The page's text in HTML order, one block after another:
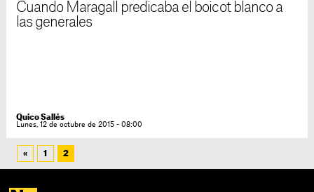
Cuando Maragall predicaba el boicot blanco a
las generales
Quico Sallés
Lunes, 12 de octubre de 2015 - 08:00
« 1 2